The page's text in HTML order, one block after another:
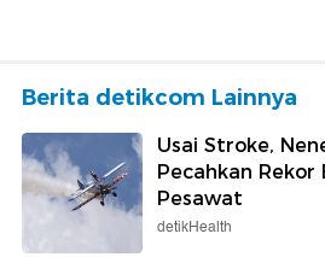
Berita detikcom Lainnya
Usai Stroke,
Pecahkan
Pesawat
detikHealth